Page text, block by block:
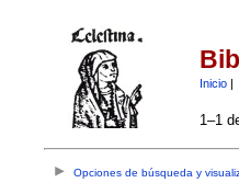
Inicio|
1–1
Opciones de búsqueda y